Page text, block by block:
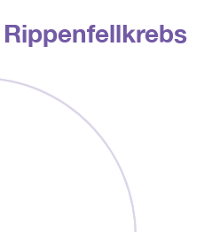
Rippenfellkrebs